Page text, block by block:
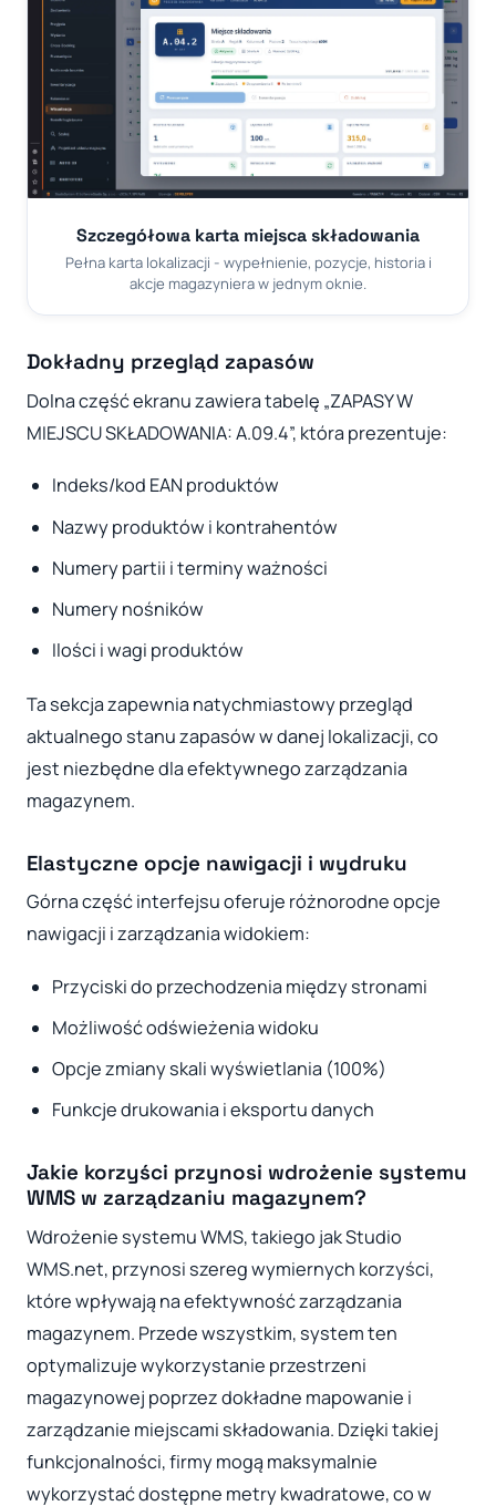
Szczegółowa karta miejsca składowania
Pełna karta lokalizacji - wypełnienie, pozycje, historia i
akcje magazyniera w jednym oknie.
Dokładny przegląd zapasów
Dolna część ekranu zawiera tabelę „ZAPASY W
MIEJSCU SKŁADOWANIA: A.09.4”, która prezentuje:
Indeks/kod EAN produktów
Nazwy produktów i kontrahentów
Numery partii i terminy ważności
Numery nośników
Ilości i wagi produktów
Ta sekcja zapewnia natychmiastowy przegląd
aktualnego stanu zapasów w danej lokalizacji, co
jest niezbędne dla efektywnego zarządzania
magazynem.
Elastyczne opcje nawigacji i wydruku
Górna część interfejsu oferuje różnorodne opcje
nawigacji i zarządzania widokiem:
Przyciski do przechodzenia między stronami
Możliwość odświeżenia widoku
Opcje zmiany skali wyświetlania (100%)
Funkcje drukowania i eksportu danych
Jakie korzyści przynosi wdrożenie systemu
WMS w zarządzaniu magazynem?
Wdrożenie systemu WMS, takiego jak Studio
WMS.net, przynosi szereg wymiernych korzyści,
które wpływają na efektywność zarządzania
magazynem. Przede wszystkim, system ten
optymalizuje wykorzystanie przestrzeni
magazynowej poprzez dokładne mapowanie i
zarządzanie miejscami składowania. Dzięki takiej
funkcjonalności, firmy mogą maksymalnie
wykorzystać dostępne metry kwadratowe, co w